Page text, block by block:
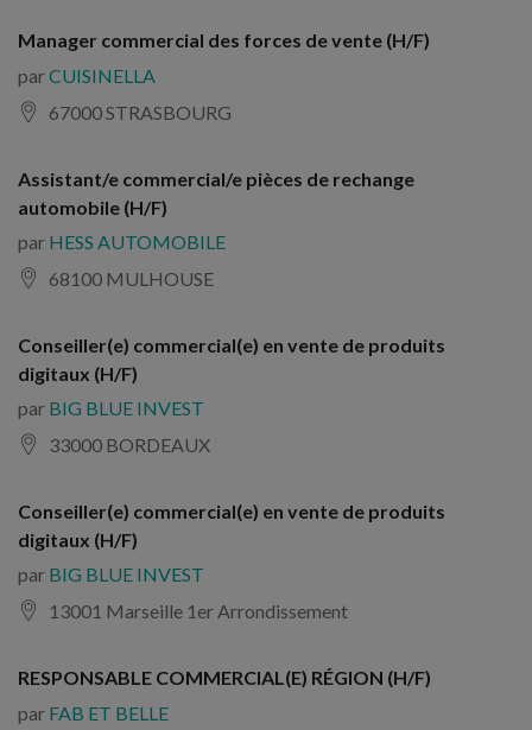
Manager commercial des forces de vente (H/F)
parCUISINELLA
67000 STRASBOURG
Assistant/e commercial/e pièces de rechange
automobile (H/F)
par HESS AUTOMOBILE
68100 MULHOUSE
Conseiller(e) commercial(e) en vente de produits
digitaux (H/F)
par BIG BLUE INVEST
33000 BORDEAUX
Conseiller(e) commercial(e) en vente de produits
digitaux (H/F)
par BIG BLUE INVEST
13001 Marseille 1er Arrondissement
RESPONSABLE COMMERCIAL(E) RÉGION (H/F)
par FAB ET BELLE